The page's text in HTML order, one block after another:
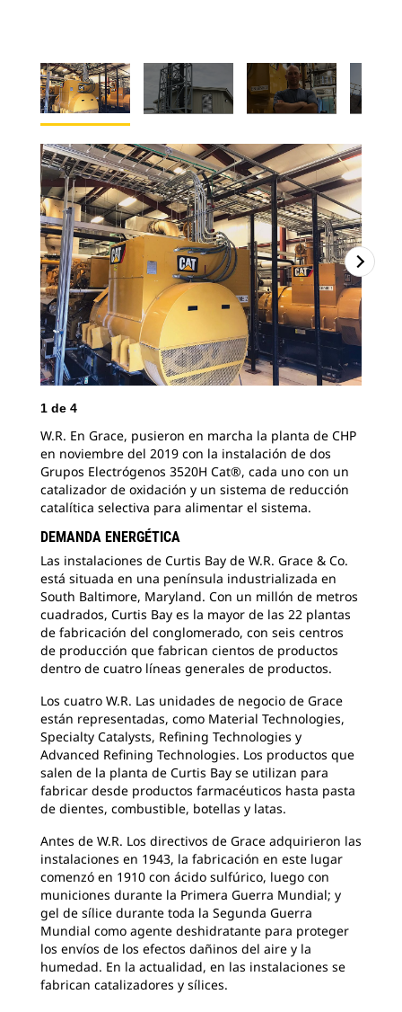
1 de 4
W.R. En Grace, pusieron en marcha la planta de CHP
en noviembre del 2019 con la instalación de dos
Grupos Electrógenos 3520H Cat®, cada uno con un
catalizador de oxidación y un sistema de reducción
catalítica selectiva para alimentar el sistema.
DEMANDA ENERGÉTICA
Las instalaciones de Curtis Bay de W.R. Grace & Co.
está situada en una península industrializada en
South Baltimore, Maryland. Con un millón de metros
cuadrados, Curtis Bay es la mayor de las 22 plantas
de fabricación del conglomerado, con seis centros
de producción que fabrican cientos de productos
dentro de cuatro líneas generales de productos.
Los cuatro W.R. Las unidades de negocio de Grace
están representadas, como Material Technologies,
Specialty Catalysts, Refining Technologies y
Advanced Refining Technologies. Los productos que
salen de la planta de Curtis Bay se utilizan para
fabricar desde productos farmacéuticos hasta pasta
de dientes, combustible, botellas y latas.
Antes de W.R. Los directivos de Grace adquirieron las
instalaciones en 1943, la fabricación en este lugar
comenzó en 1910 con ácido sulfúrico, luego con
municiones durante la Primera Guerra Mundial; y
gel de sílice durante toda la Segunda Guerra
Mundial como agente deshidratante para proteger
los envíos de los efectos dañinos del aire y la
humedad. En la actualidad, en las instalaciones se
fabrican catalizadores y sílices.